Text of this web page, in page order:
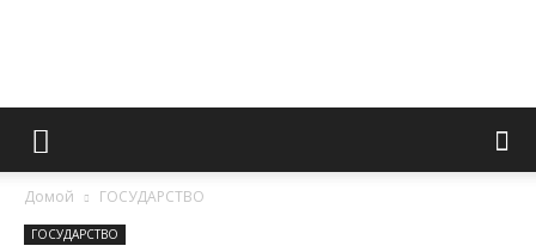
Информационно
Домой ГОСУДАРСТВО
ГОСУДАРСТВО